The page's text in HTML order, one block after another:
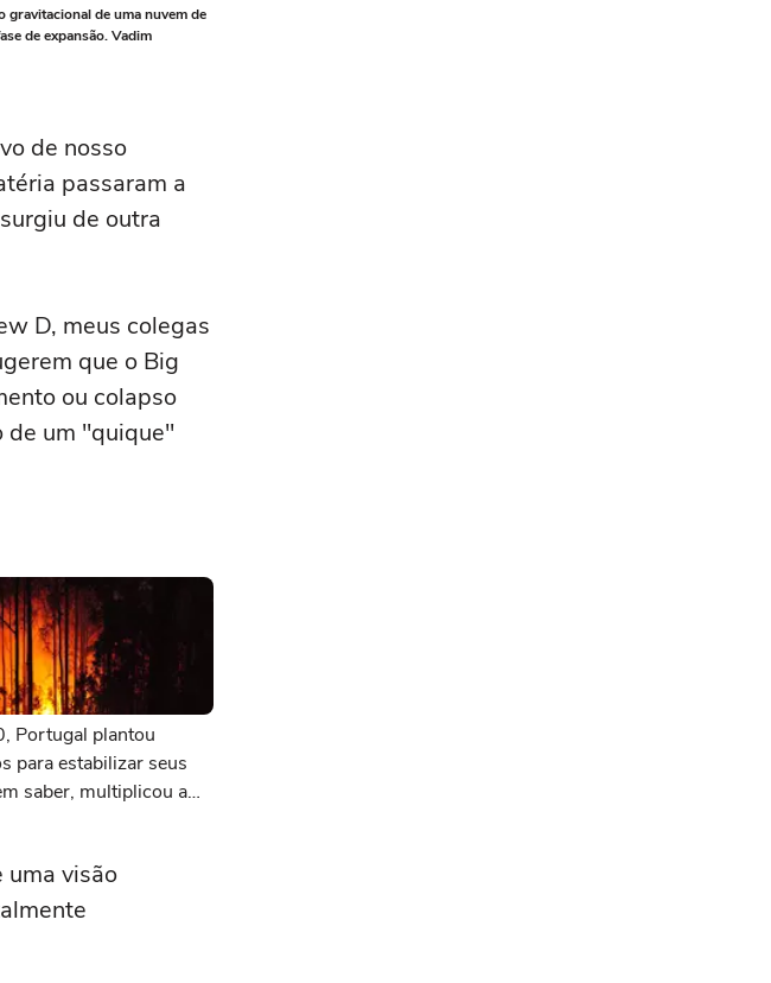
gravitacional de uma nuvem de
de expansão. Vadim
de nosso
passaram a
de outra
D, meus colegas
que o Big
ou colapso
de um "quique"
Portugal plantou
para estabilizar seus
saber, multiplicou a
uma visão